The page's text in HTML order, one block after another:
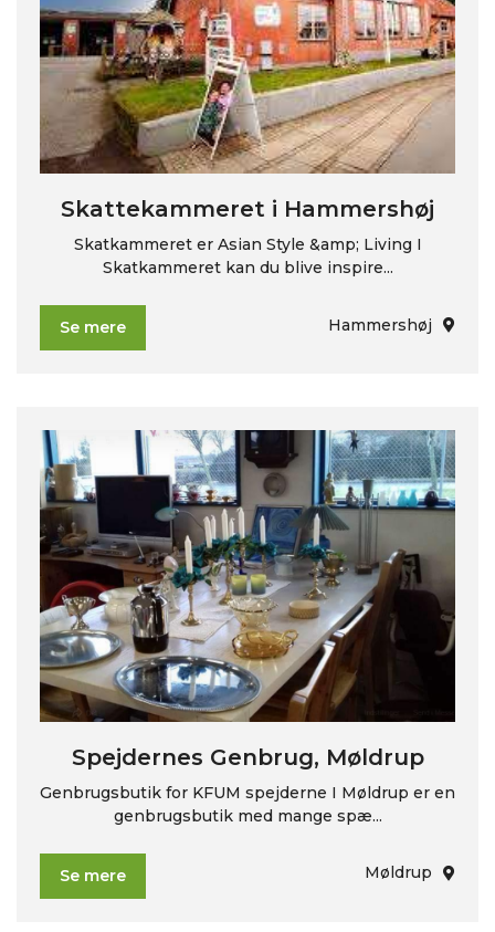
Skattekammeret i Hammershøj
Skatkammeret er Asian Style &amp; Living I
Skatkammeret kan du blive inspire...
Se mere Hammershøj
Spejdernes Genbrug, Møldrup
Genbrugsbutik for KFUM spejderne I Møldrup er en
genbrugsbutik med mange spæ...
Se mere Møldrup